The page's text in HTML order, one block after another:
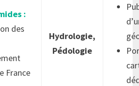
:
des
France
Hydrologie,
Pédologie